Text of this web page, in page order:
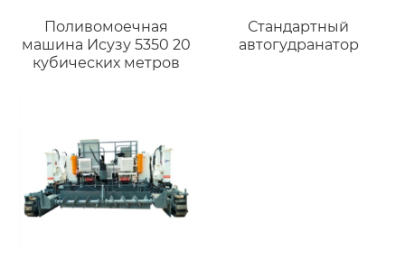
Поливомоечная
машина Исузу 5350 20
кубических метров
Стандартный
автогудранатор